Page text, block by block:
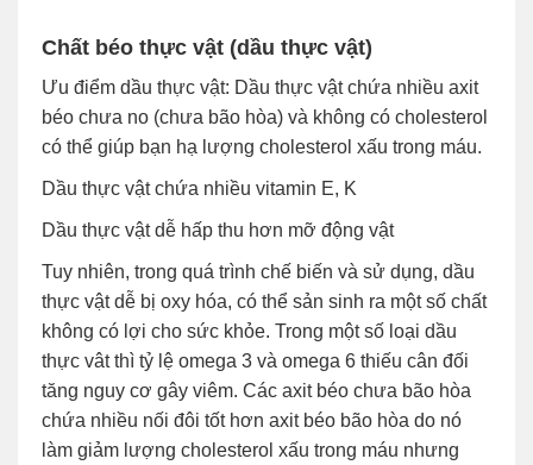
Chất béo thực vật (dầu thực vật)
Ưu điểm dầu thực vật: Dầu thực vật chứa nhiều axit
béo chưa no (chưa bão hòa) và không có cholesterol
có thể giúp bạn hạ lượng cholesterol xấu trong máu.
Dầu thực vật chứa nhiều vitamin E, K
Dầu thực vật dễ hấp thu hơn mỡ động vật
Tuy nhiên, trong quá trình chế biến và sử dụng, dầu
thực vật dễ bị oxy hóa, có thể sản sinh ra một số chất
không có lợi cho sức khỏe. Trong một số loại dầu
thực vât thì tỷ lệ omega 3 và omega 6 thiếu cân đối
tăng nguy cơ gây viêm. Các axit béo chưa bão hòa
chứa nhiều nối đôi tốt hơn axit béo bão hòa do nó
làm giảm lượng cholesterol xấu trong máu nhưng